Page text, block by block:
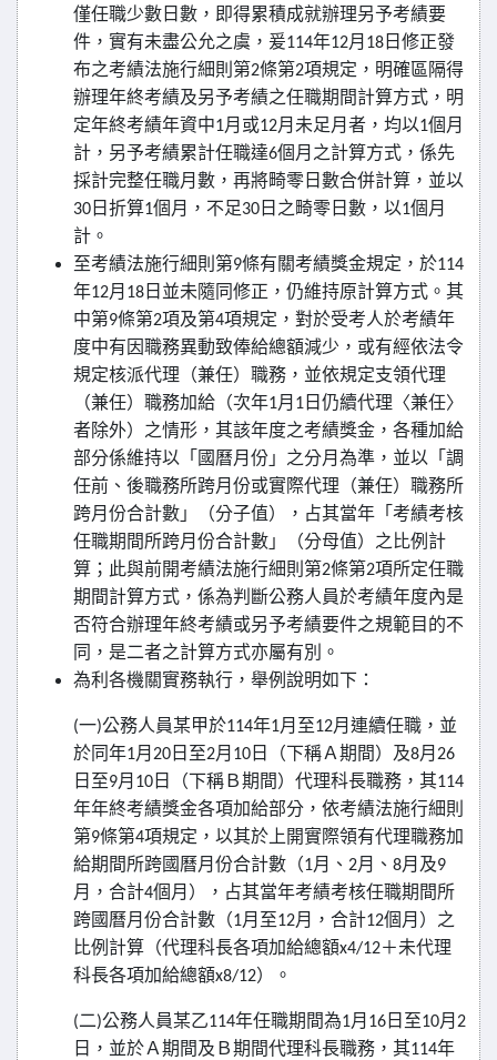
僅任職少數日數，即得累積成就辦理另予考績要
件，實有未盡公允之虞，爰114年12月 18 日修正發
布之考績法施行細則第2條第2項規定，明確區隔得
辦理年終考績及另予考績之任職期間計算方式，明
定年終考績年資中1月或12月未足月者，均以1個月
計，另予考績累計任職達6個月之計算方式，係先
採計完整任職月數，再將畸零日數合併計算，並以
30 日折算1個月，不足30 日之畸零日數，以1個月
計。
至考績法施行細則第9條有關考績獎金規定，於114
年12月 18 日並未隨同修正，仍維持原計算方式。其
中第9條第2項及第4項規定，對於受考人於考績年
度中有因職務異動致俸給總額減少，或有經依法令
規定核派代理（兼任）職務，並依規定支領代理
（兼任）職務加給（次年1月 1 日仍續代理〈兼任〉
者除外）之情形，其該年度之考績獎金，各種加給
部分係維持以「國曆月份」之分月為準，並以「調
任前、後職務所跨月份或實際代理（兼任）職務所
跨月份合計數」（分子值），占其當年「考績考核
任職期間所跨月份合計數」（分母值）之比例計
算；此與前開考績法施行細則第2條第2項所定任職
期間計算方式，係為判斷公務人員於考績年度內是
否符合辦理年終考績或另予考績要件之規範目的不
同，是二者之計算方式亦屬有別。
為利各機關實務執行，舉例說明如下：
(一)公務人員某甲於114年1月至12月連續任職，並
於同年1月 20 日至2月 10 日（下稱Ａ期間）及8月 26
日至9月 10 日（下稱Ｂ期間）代理科長職務，其114
年年終考績獎金各項加給部分，依考績法施行細則
第9條第4項規定，以其於上開實際領有代理職務加
給期間所跨國曆月份合計數（1月、 2月、 8月及9
月，合計4個月），占其當年考績考核任職期間所
跨國曆月份合計數（1月至12月，合計12個月）之
比例計算（代理科長各項加給總額x4/12＋未代理
科長各項加給總額x8/12）。
(二)公務人員某乙114年任職期間為1月 16 日至10月 2
日，並於Ａ期間及Ｂ期間代理科長職務，其114年